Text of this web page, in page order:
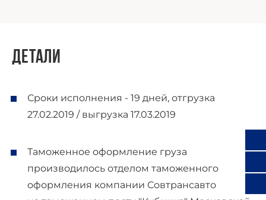
Детали
Сроки исполнения - 19 дней, отгрузка
27.02.2019 / выгрузка 17.03.2019
Таможенное оформление груза
производилось отделом таможенного
оформления компании Совтрансавто